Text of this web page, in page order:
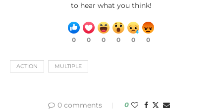
to hear what you think!
0 0 0 0 0 0
ACTION MULTIPLE
0 comments 0